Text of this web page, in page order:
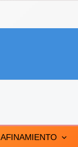
AFINAMIENTO